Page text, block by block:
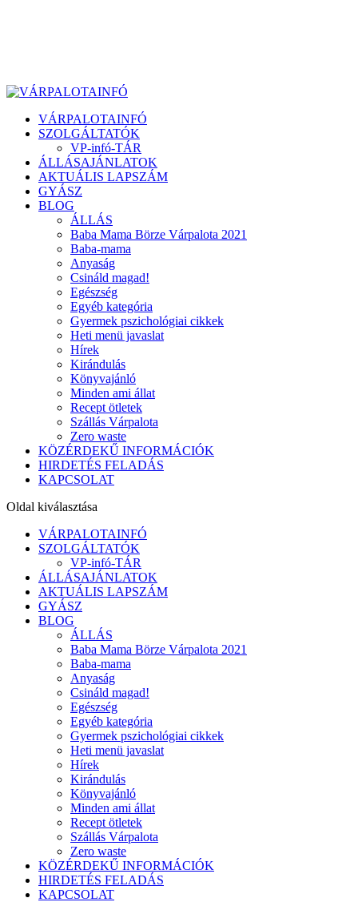
VÁRPALOTAINFÓ
SZOLGÁLTATÓK
VP-infó-TÁR
ÁLLÁSAJÁNLATOK
AKTUÁLIS LAPSZÁM
GYÁSZ
BLOG
ÁLLÁS
Baba Mama Börze Várpalota 2021
Baba-mama
Anyaság
Csináld magad!
Egészség
Egyéb kategória
Gyermek pszichológiai cikkek
Heti menü javaslat
Hírek
Kirándulás
Könyvajánló
Minden ami állat
Recept ötletek
Szállás Várpalota
Zero waste
KÖZÉRDEKŰ INFORMÁCIÓK
HIRDETÉS FELADÁS
KAPCSOLAT
Oldal kiválasztása
VÁRPALOTAINFÓ
SZOLGÁLTATÓK
VP-infó-TÁR
ÁLLÁSAJÁNLATOK
AKTUÁLIS LAPSZÁM
GYÁSZ
BLOG
ÁLLÁS
Baba Mama Börze Várpalota 2021
Baba-mama
Anyaság
Csináld magad!
Egészség
Egyéb kategória
Gyermek pszichológiai cikkek
Heti menü javaslat
Hírek
Kirándulás
Könyvajánló
Minden ami állat
Recept ötletek
Szállás Várpalota
Zero waste
KÖZÉRDEKŰ INFORMÁCIÓK
HIRDETÉS FELADÁS
KAPCSOLAT